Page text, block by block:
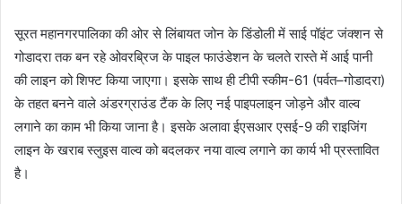
a
n
e
m
a
सूरत महानगरपालिका की ओर से लिंबायत जोन के डिंडोली में साई पॉइंट जंक्शन से
गोडादरा तक बन रहे ओवरब्रिज के पाइल फाउंडेशन के चलते रास्ते में आई पानी
की लाइन को शिफ्ट किया जाएगा। इसके साथ ही टीपी स्कीम-61 (पर्वत–गोडादरा)
के तहत बनने वाले अंडरग्राउंड टैंक के लिए नई पाइपलाइन जोड़ने और वाल्व
लगाने का काम भी किया जाना है। इसके अलावा ईएसआर एसई-9 की राइजिंग
लाइन के खराब स्लुइस वाल्व को बदलकर नया वाल्व लगाने का कार्य भी प्रस्तावित
है।